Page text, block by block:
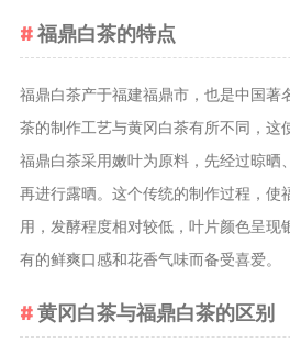
福鼎白茶的特点
福鼎白茶产于福建福鼎市，也是中国著
茶的制作工艺与黄冈白茶有所不同，这
福鼎白茶采用嫩叶为原料，先经过晾晒
再进行露晒。这个传统的制作过程，使
用，发酵程度相对较低，叶片颜色呈现
有的鲜爽口感和花香气味而备受喜爱。
黄冈白茶与福鼎白茶的区别
减肥茶
茶文化
茶叶历史
茶叶品鉴
茶叶收藏
茶叶教育
茶艺